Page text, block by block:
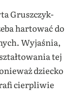
Gruszczyk-
hartować do
Wyjaśnia,
tej
dziecko
cierpliwie